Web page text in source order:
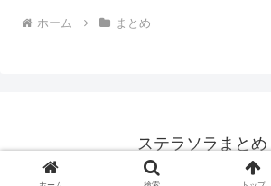
ホーム まとめ
ステラソラまとめ
© 2024 ステラソラまとめ.